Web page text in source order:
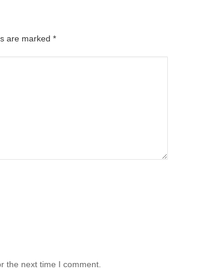
are marked *
the next time I comment.